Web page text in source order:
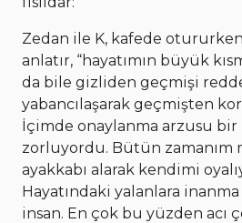
Zedan ile K, kafede otururken,
anlatır, “hayatımın büyük
da bile gizliden geçmişi
yabancılaşarak geçmişten
İçimde onaylanma arzusu bir
zorluyordu. Bütün zamanım
ayakkabı alarak kendimi
Hayatındaki yalanlara
insan. En çok bu yüzden acı